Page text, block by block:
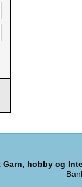
hobby og